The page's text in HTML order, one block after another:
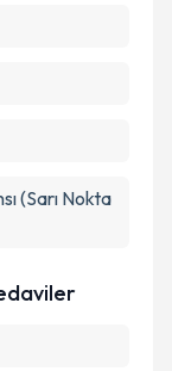
(Sarı Nokta